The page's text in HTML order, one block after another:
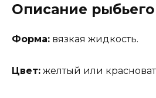
Описание
Форма: вязкая жидкость.
Цвет: желтый или